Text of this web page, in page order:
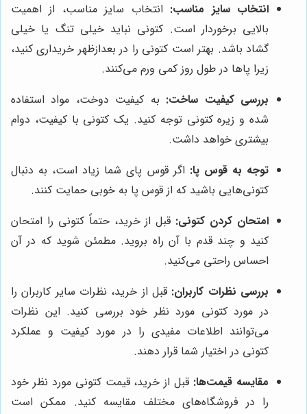
انتخاب سایز مناسب: انتخاب سایز مناسب، از اهمیت
بالایی برخوردار است. کتونی نباید خیلی تنگ یا خیلی
گشاد باشد. بهتر است کتونی را در بعدازظهر خریداری کنید،
زیرا پاها در طول روز کمی ورم می‌کنند.
بررسی کیفیت ساخت: به کیفیت دوخت، مواد استفاده
شده و زیره کتونی توجه کنید. یک کتونی با کیفیت، دوام
بیشتری خواهد داشت.
توجه به قوس پا: اگر قوس پای شما زیاد است، به دنبال
کتونی‌هایی باشید که از قوس پا به خوبی حمایت کنند.
امتحان کردن کتونی: قبل از خرید، حتماً کتونی را امتحان
کنید و چند قدم با آن راه بروید. مطمئن شوید که در آن
احساس راحتی می‌کنید.
بررسی نظرات کاربران: قبل از خرید، نظرات سایر کاربران را
در مورد کتونی مورد نظر خود بررسی کنید. این نظرات
می‌توانند اطلاعات مفیدی را در مورد کیفیت و عملکرد
کتونی در اختیار شما قرار دهند.
مقایسه قیمت‌ها: قبل از خرید، قیمت کتونی مورد نظر خود
را در فروشگاه‌های مختلف مقایسه کنید. ممکن است